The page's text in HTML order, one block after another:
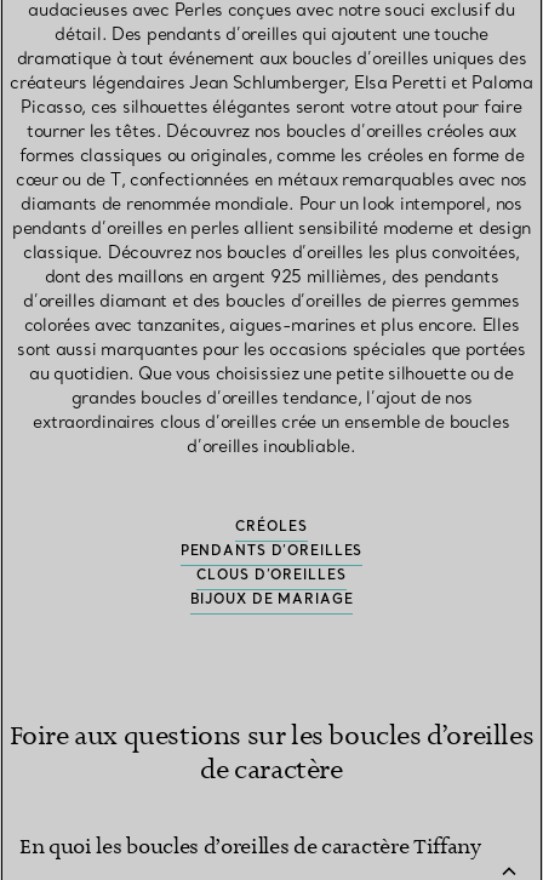
audacieuses avec Perles conçues avec notre souci exclusif du
détail. Des pendants d’oreilles qui ajoutent une touche
dramatique à tout événement aux boucles d’oreilles uniques des
créateurs légendaires Jean Schlumberger, Elsa Peretti et Paloma
Picasso, ces silhouettes élégantes seront votre atout pour faire
tourner les têtes. Découvrez nos boucles d’oreilles créoles aux
formes classiques ou originales, comme les créoles en forme de
cœur ou de T, confectionnées en métaux remarquables avec nos
diamants de renommée mondiale. Pour un look intemporel, nos
pendants d’oreilles en perles allient sensibilité moderne et design
classique. Découvrez nos boucles d’oreilles les plus convoitées,
dont des maillons en argent 925 millièmes, des pendants
d’oreilles diamant et des boucles d’oreilles de pierres gemmes
colorées avec tanzanites, aigues-marines et plus encore. Elles
sont aussi marquantes pour les occasions spéciales que portées
au quotidien. Que vous choisissiez une petite silhouette ou de
grandes boucles d’oreilles tendance, l’ajout de nos
extraordinaires clous d’oreilles crée un ensemble de boucles
d’oreilles inoubliable.
CRÉOLES
PENDANTS D’OREILLES
CLOUS D’OREILLES
BIJOUX DE MARIAGE
Foire aux questions sur les boucles d’oreilles
de caractère
En quoi les boucles d’oreilles de caractère Tiffany